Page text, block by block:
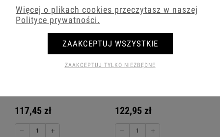
117,45 zł
− +
122,95 zł
− +
Więcej o plikach cookies przeczytasz w naszej
Polityce prywatności.
ZAAKCEPTUJ TYLKO NIEZBĘDNE
ZAAKCEPTUJ WSZYSTKIE